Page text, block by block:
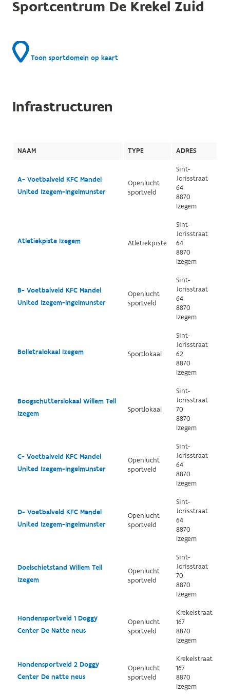
Sportcentrum De Krekel Zuid
Toon sportdomein op kaart
Infrastructuren
NAAM TYPE ADRES
A- Voetbalveld KFC Mandel
United Izegem-Ingelmunster
Openlucht
sportveld
Sint-
Jorisstraat
64
8870
Izegem
Atletiekpiste Izegem Atletiekpiste
Sint-
Jorisstraat
64
8870
Izegem
B- Voetbalveld KFC Mandel
United Izegem-Ingelmunster
Openlucht
sportveld
Sint-
Jorisstraat
64
8870
Izegem
Bolletralokaal Izegem Sportlokaal
Sint-
Jorisstraat
62
8870
Izegem
Boogschutterslokaal Willem Tell
Izegem
Sportlokaal
Sint-
Jorisstraat
70
8870
Izegem
C- Voetbalveld KFC Mandel
United Izegem-Ingelmunster
Openlucht
sportveld
Sint-
Jorisstraat
64
8870
Izegem
D- Voetbalveld KFC Mandel
United Izegem-Ingelmunster
Openlucht
sportveld
Sint-
Jorisstraat
64
8870
Izegem
Doelschietstand Willem Tell
Izegem
Openlucht
sportveld
Sint-
Jorisstraat
70
8870
Izegem
Hondensportveld 1 Doggy
Center De Natte neus
Openlucht
sportveld
Krekelstraat
167
8870
Izegem
Hondensportveld 2 Doggy
Center De natte neus
Openlucht
sportveld
Krekelstraat
167
8870
Izegem